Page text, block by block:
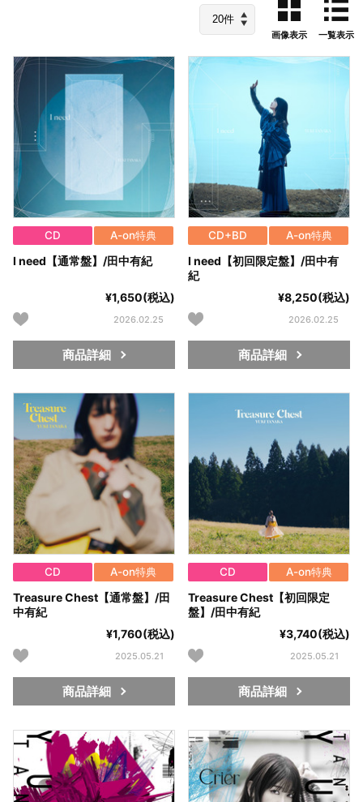
画像表示 一覧表示
CD A-on特典
I need【通常盤】/田中有紀
¥1,650(税込)
2026.02.25
商品詳細
CD+BD A-on特典
I need【初回限定盤】/田中有
紀
¥8,250(税込)
2026.02.25
商品詳細
CD A-on特典
Treasure Chest【通常盤】/田
中有紀
¥1,760(税込)
2025.05.21
商品詳細
CD A-on特典
Treasure Chest【初回限定
盤】/田中有紀
¥3,740(税込)
2025.05.21
商品詳細